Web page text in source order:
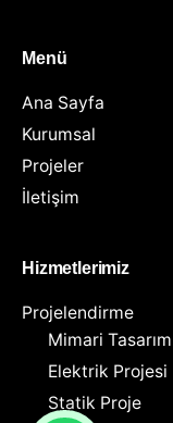
Menü
Ana Sayfa
Kurumsal
Projeler
İletişim
Hizmetlerimiz
Projelendirme
Mimari Tasarım
Elektrik Projesi
Statik Proje